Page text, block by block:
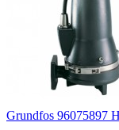
Grundfos 96075897